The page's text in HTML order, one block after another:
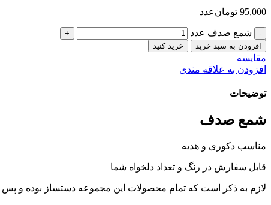
95,000 تومانعدد
شمع صدف عدد
افزودن به سبد خرید خرید کنید
مقایسه
افزودن به علاقه مندی
توضیحات
شمع صدف
مناسب دکوری و هدیه
قابل سفارش در رنگ و تعداد دلخواه شما
لازم به ذکر است که تمام محصولات این مجموعه دستساز بوده و